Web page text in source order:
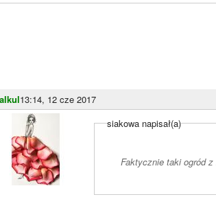
13:14, 12 cze 2017
siakowa napisał(a)
Faktycznie taki ogród z